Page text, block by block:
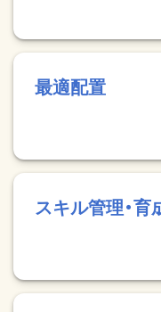
最適配置
スキル管理・育